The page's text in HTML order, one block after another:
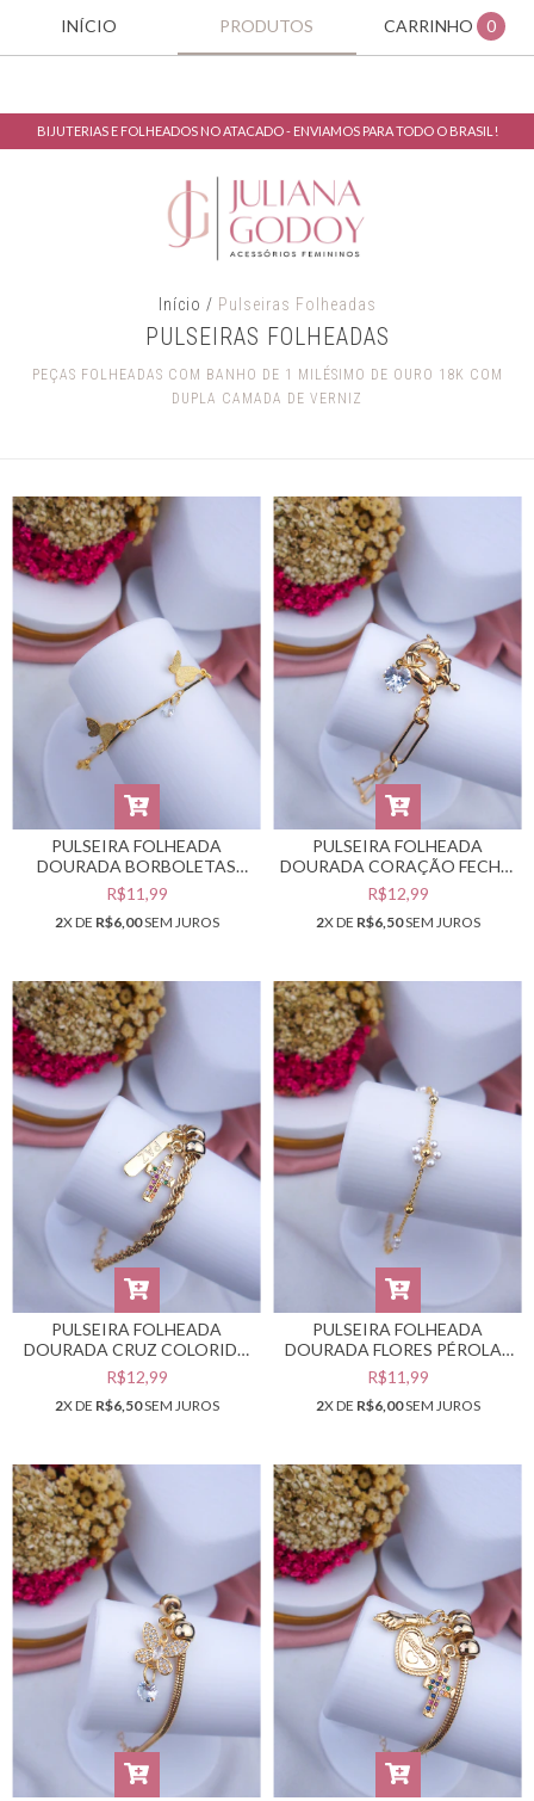
INÍCIO PRODUTOS CARRINHO 0
BIJUTERIAS E FOLHEADOS NO ATACADO - ENVIAMOS PARA TODO O BRASIL!
Início / Pulseiras Folheadas
PULSEIRAS FOLHEADAS
PEÇAS FOLHEADAS COM BANHO DE 1 MILÉSIMO DE OURO 18K COM
DUPLA CAMADA DE VERNIZ
PULSEIRA FOLHEADA
DOURADA BORBOLETAS
#PF0401928
R$11,99
2X DE R$6,00SEM JUROS
PULSEIRA FOLHEADA
DOURADA CORAÇÃO FECHO
BOIA #PF0401912
R$12,99
2X DE R$6,50SEM JUROS
PULSEIRA FOLHEADA
DOURADA CRUZ COLORIDA
PAZ #PF0401911
R$12,99
2X DE R$6,50SEM JUROS
PULSEIRA FOLHEADA
DOURADA FLORES PÉROLAS
#PF0401910
R$11,99
2X DE R$6,00SEM JUROS